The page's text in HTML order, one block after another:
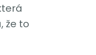
že to